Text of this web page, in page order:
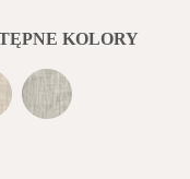
KOLORY